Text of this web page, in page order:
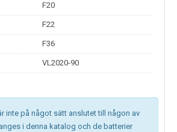
F20
F22
F36
VL2020-90
inte på något sätt anslutet till någon av
i denna katalog och de batterier